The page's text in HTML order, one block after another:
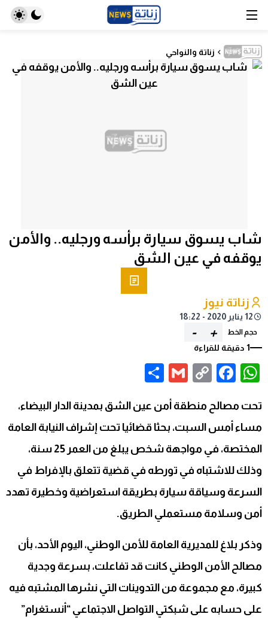
زناتة والنواحي
شاب يسوق سيارة برأسه ورجليه.. والأمن
يوقفه في عين الشق
زناتة نيوز
12 يناير 2020 - 18:22
حجم الخط +
1 دقيقة للقراءة
WhatsApp
Facebook
Copy
Gmail
Share
تحت مصالح منطقة أمن عين الشق بمدينة الدار البيضاء،
مساء أمس السبت، بحثا قضائيا تحت إشراف النيابة العامة
المختصة، في مواجهة شخص يبلغ من العمر 25 سنة،
وذلك للاشتباه في تورطه في قضية تتعلق بالإفراط في
السرعة وسياقة سيارة بطريقة استعراضية وخطيرة تهدد
أمن وسلامة مستعملي الطريق.
وذكر بلاغ للمديرية العامة للأمن الوطني، اليوم الأحد، بأن
مصالح الأمن الوطني كانت قد تفاعلت، بسرعة وجدية
كبيرة، مع مجموعة من التدوينات التي نشرها المشتبه فيه
على حسابه على شبكتي التواصل الاجتماعي “أنستغرام”